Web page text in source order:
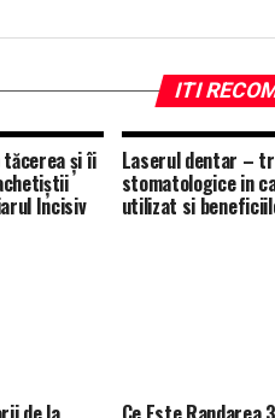
ITI
și îi
Incisiv
Laserul dentar –
stomatologice in
utilizat si